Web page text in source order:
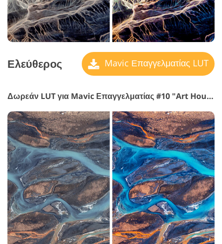
Ελεύθερος Mavic Επαγγελματίας LUT
Δωρεάν LUT για Mavic Επαγγελματίας #10 "Art House"